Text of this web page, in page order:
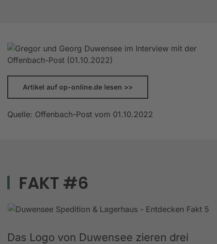
Artikel auf op-online.de lesen >>
Quelle: Offenbach-Post vom 01.10.2022
FAKT #6
Das Logo von Duwensee zieren drei